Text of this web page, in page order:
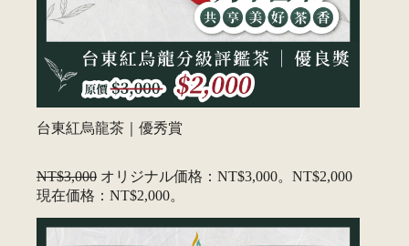
台東紅烏龍茶｜優秀賞
NT$3,000 オリジナル価格：NT$3,000。 NT$2,000
現在価格：NT$2,000。